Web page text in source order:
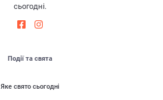
сьогодні.
Події та свята
Яке свято сьогодні